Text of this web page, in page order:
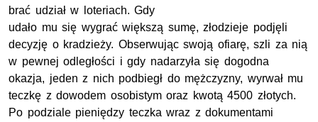
brać udział w loteriach. Gdy
udało mu się wygrać większą sumę, złodzieje podjęli
decyzję o kradzieży. Obserwując swoją ofiarę, szli za nią
w pewnej odległości i gdy nadarzyła się dogodna
okazja, jeden z nich podbiegł do mężczyzny, wyrwał mu
teczkę z dowodem osobistym oraz kwotą 4500 złotych.
Po podziale pieniędzy teczka wraz z dokumentami